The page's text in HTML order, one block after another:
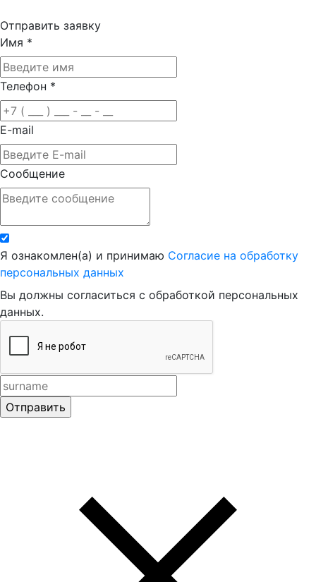
Отправить заявку
Имя *
Телефон *
E-mail
Сообщение
Я ознакомлен(а) и принимаю Согласие на обработку
персональных данных
Вы должны согласиться с обработкой персональных
данных.